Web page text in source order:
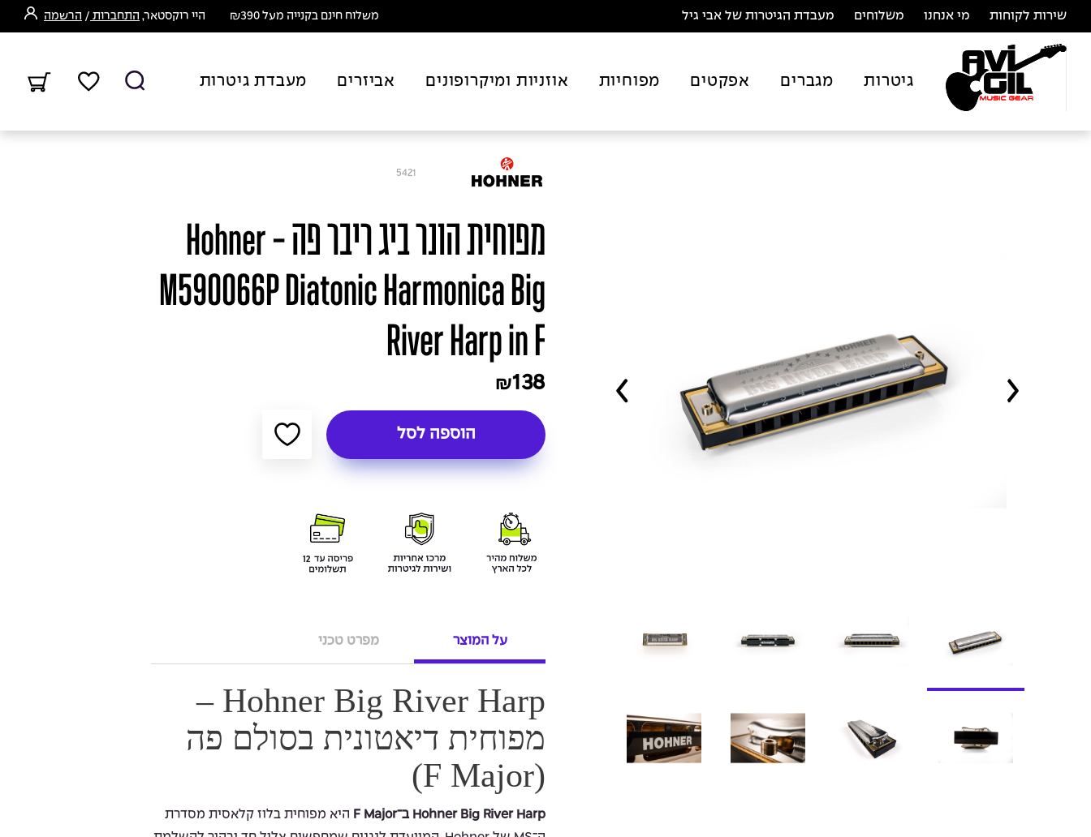
שירות לקוחות מי אנחנו משלוחים מעבדת הגיטרות של אבי גיל משלוח חינם בקנייה מעל ₪390 היי רוקסטאר, התחברות / הרשמה
גיטרות מגברים אפקטים מפוחיות אוזניות ומיקרופונים אביזרים מעבדת גיטרות
5421
מפוחית הונר ביג ריבר פה - Hohner
M590066P Diatonic Harmonica Big
River Harp in F
₪138
הוספה לסל
על המוצר מפרט טכני
Hohner Big River Harp –
מפוחית דיאטונית בסולם פה
(F Major)
Hohner Big River Harp ב־F Major
היא מפוחית בלוז קלאסית מסדרת